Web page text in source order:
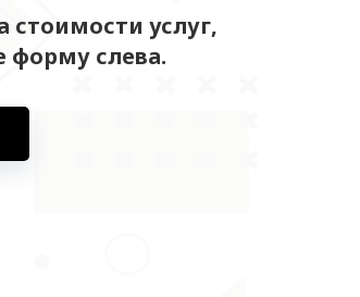
стоимости услуг,
форму слева.